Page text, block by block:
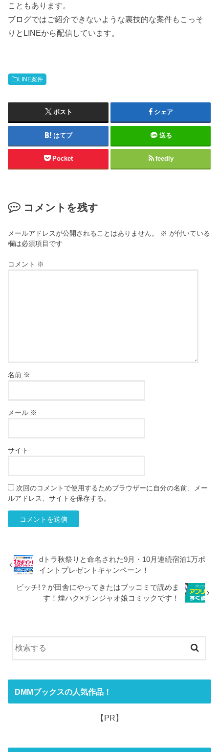
こともあります。
ブログではご紹介できないような裏技的な案件もこっそ
りとLINEから配信しています。
LINE案件
ポスト シェア
はてブ 送る
Pocket feedly
コメントを残す
メールアドレスが公開されることはありません。 ※ が付いている
欄は必須項目です
コメント ※
名前 ※
メール ※
サイト
次回のコメントで使用するためブラウザーに自分の名前、メー
ルアドレス、サイトを保存する。
dトラ秋祭りと命名された9月・10月連続宿泊1万ポ
イントプレゼントキャンペーン！
ビッチ!？が田舎にやってきたはブッコミで読めま
す！煙ハク×チンジャオ娘コミックです！
DMMブックスの人気作品！
【PR】